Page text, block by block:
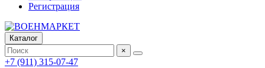
Регистрация
Каталог
×
+7 (911) 315-07-47